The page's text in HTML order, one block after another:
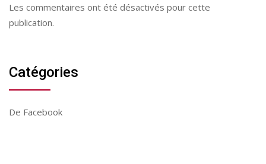
Les commentaires ont été désactivés pour cette
publication.
Catégories
De Facebook